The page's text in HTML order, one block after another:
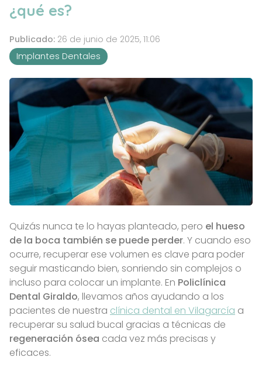
¿qué es?
Publicado: 26 de junio de 2025, 11:06
Implantes Dentales
Quizás nunca te lo hayas planteado, pero el hueso
de la boca también se puede perder. Y cuando eso
ocurre, recuperar ese volumen es clave para poder
seguir masticando bien, sonriendo sin complejos o
incluso para colocar un implante. En Policlínica
Dental Giraldo, llevamos años ayudando a los
pacientes de nuestra clínica dental en Vilagarcía a
recuperar su salud bucal gracias a técnicas de
regeneración ósea cada vez más precisas y
eficaces.